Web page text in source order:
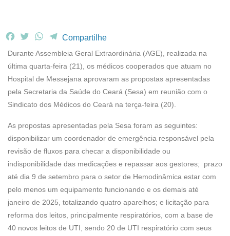
F
c
e
b
o
o
T
i
t
t
e
r
W
a
t
s
A
p
T
l
e
g
r
a
Compartilhe
Durante Assembleia Geral Extraordinária (AGE), realizada na
última quarta-feira (21), os médicos cooperados que atuam no
Hospital de Messejana aprovaram as propostas apresentadas
pela Secretaria da Saúde do Ceará (Sesa) em reunião com o
Sindicato dos Médicos do Ceará na terça-feira (20).
As propostas apresentadas pela Sesa foram as seguintes:
disponibilizar um coordenador de emergência responsável pela
revisão de fluxos para checar a disponibilidade ou
indisponibilidade das medicações e repassar aos gestores; prazo
até dia 9 de setembro para o setor de Hemodinâmica estar com
pelo menos um equipamento funcionando e os demais até
janeiro de 2025, totalizando quatro aparelhos; e licitação para
reforma dos leitos, principalmente respiratórios, com a base de
40 novos leitos de UTI, sendo 20 de UTI respiratório com seus